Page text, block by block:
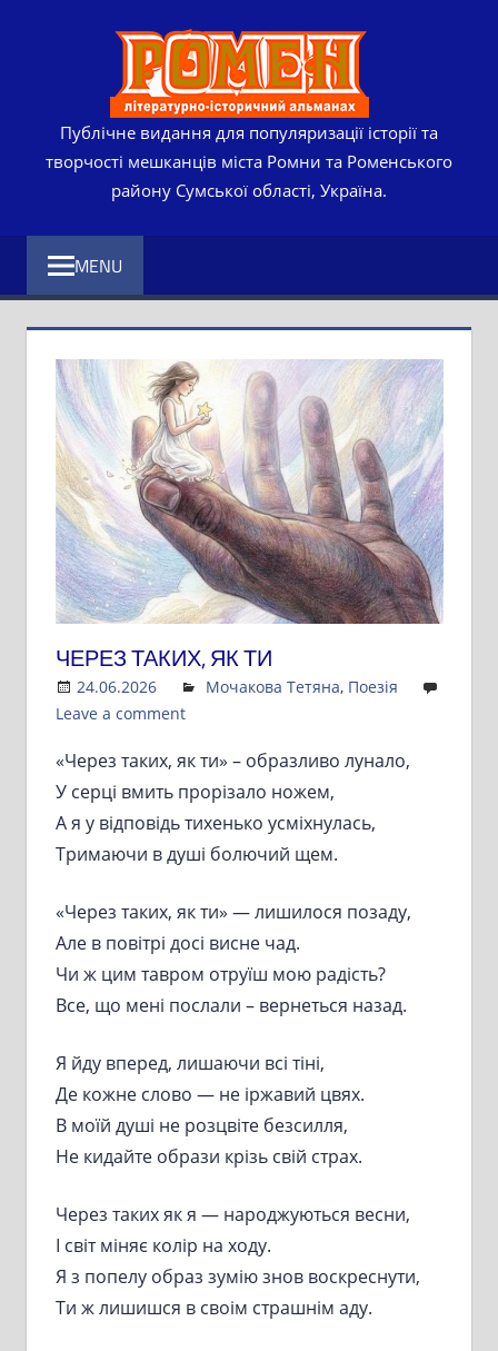
Публічне видання для популяризації історії та
творчості мешканців міста Ромни та Роменського
району Сумської області, Україна.
MENU
ЧЕРЕЗ ТАКИХ, ЯК ТИ
24.06.2026 Admin
Мочакова Тетяна, Поезія
Leave a comment
«Через таких, як ти» – образливо лунало,
У серці вмить прорізало ножем,
А я у відповідь тихенько усміхнулась,
Тримаючи в душі болючий щем.
«Через таких, як ти» — лишилося позаду,
Але в повітрі досі висне чад.
Чи ж цим тавром отруїш мою радість?
Все, що мені послали – вернеться назад.
Я йду вперед, лишаючи всі тіні,
Де кожне слово — не іржавий цвях.
В моїй душі не розцвіте безсилля,
Не кидайте образи крізь свій страх.
Через таких як я — народжуються весни,
І світ міняє колір на ходу.
Я з попелу образ зумію знов воскреснути,
Ти ж лишишся в своім страшнім аду.